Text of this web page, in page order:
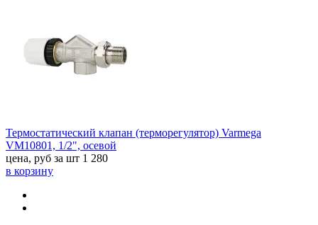
Термостатический клапан (терморегулятор) Varmega
VM10801, 1/2", осевой
цена, руб за шт 1 280
в корзину